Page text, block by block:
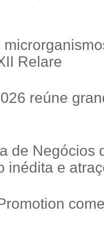
Relare
reúne
de Negócios
inédita e